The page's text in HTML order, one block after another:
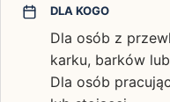
DLA KOGO
Dla osób z
karku, barków
Dla osób